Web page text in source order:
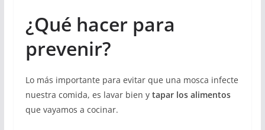
¿Qué hacer para
prevenir?
Lo más importante para evitar que una mosca infecte
nuestra comida, es lavar bien y tapar los alimentos
que vayamos a cocinar.